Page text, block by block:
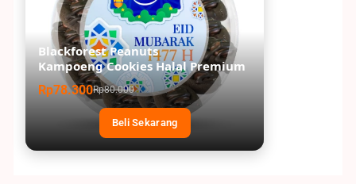
Blackforest Peanuts
Kampoeng Cookies Halal Premium
Rp78.300Rp80.000
Beli Sekarang